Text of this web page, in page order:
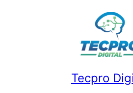
Tecpro